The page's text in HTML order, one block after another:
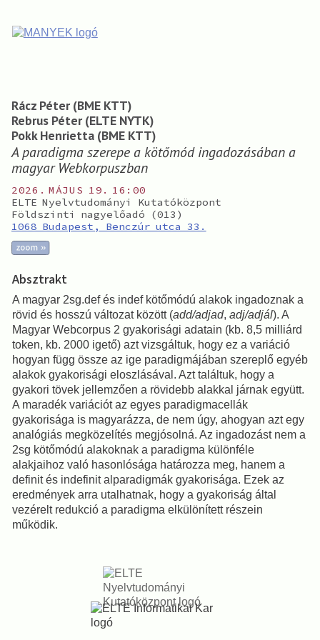
Rácz Péter (BME KTT)
Rebrus Péter (ELTE NYTK)
Pokk Henrietta (BME KTT)
A paradigma szerepe a kötőmód ingadozásában a
magyar Webkorpuszban
2026. MÁJUS 19. 16:00
ELTE Nyelvtudományi Kutatóközpont
Földszinti nagyelőadó (013)
1068 Budapest, Benczúr utca 33.
Absztrakt
A magyar 2sg.def és indef kötőmódú alakok ingadoznak a
rövid és hosszú változat között (add/adjad, adj/adjál). A
Magyar Webcorpus 2 gyakorisági adatain (kb. 8,5 milliárd
token, kb. 2000 igető) azt vizsgáltuk, hogy ez a variáció
hogyan függ össze az ige paradigmájában szereplő egyéb
alakok gyakorisági eloszlásával. Azt találtuk, hogy a
gyakori tövek jellemzően a rövidebb alakkal járnak együtt.
A maradék variációt az egyes paradigmacellák
gyakorisága is magyarázza, de nem úgy, ahogyan azt egy
analógiás megközelítés megjósolná. Az ingadozást nem a
2sg kötőmódú alakoknak a paradigma különféle
alakjaihoz való hasonlósága határozza meg, hanem a
definit és indefinit alparadigmák gyakorisága. Ezek az
eredmények arra utalhatnak, hogy a gyakoriság által
vezérelt redukció a paradigma elkülönített részein
működik.